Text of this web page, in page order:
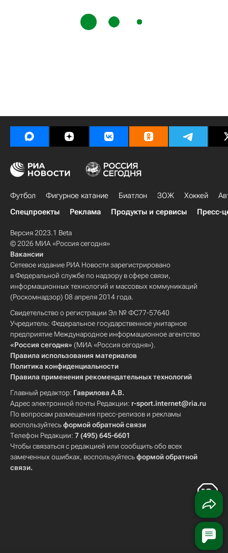
Футбол Фигурное катание Биатлон ЗОЖ Хоккей
Спецпроекты
Реклама Продукты и сервисы Пресс-
Версия 2023.1 Beta
© 2026 МИА «Россия сегодня»
Вакансии
Сетевое издание РИА Новости зарегистрировано
в Федеральной службе по надзору в сфере связи,
информационных технологий и массовых коммуникаций
(Роскомнадзор) 08 апреля 2014 года.
Свидетельство о регистрации Эл № ФС77-57640
Учредитель: Федеральное государственное унитарное
предприятие Международное информационное агентство
«Россия сегодня» (МИА «Россия сегодня»).
Правила использования материалов
Политика конфиденциальности
Правила применения рекомендательных технологий
Главный редактор: Гаврилова А.В.
Адрес электронной почты Редакции: r-sport.internet@ria.ru
По вопросам размещения пресс-релизов и рекламы
воспользуйтесьформой обратной связи
Телефон Редакции: 7 (495) 645-6601
Чтобы связаться с редакцией или сообщить обо всех
замеченных ошибках, воспользуйтесьформой обратной
связи.